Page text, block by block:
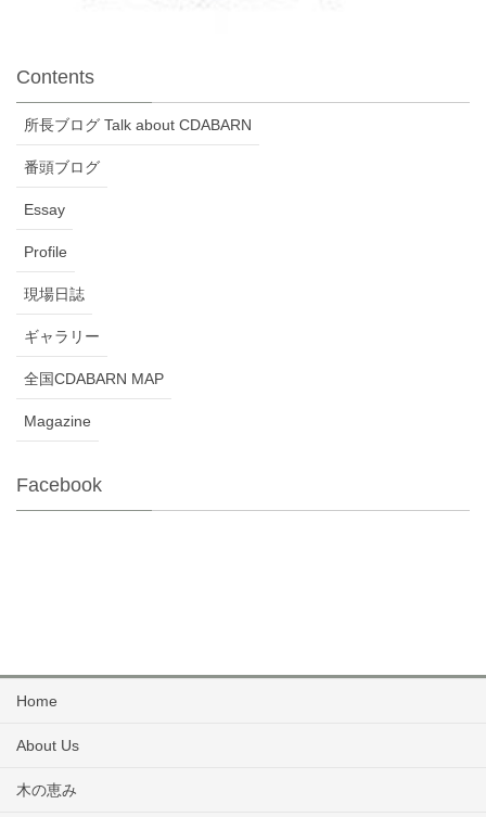
Contents
所長ブログ Talk about CDABARN
番頭ブログ
Essay
Profile
現場日誌
ギャラリー
全国CDABARN MAP
Magazine
Facebook
Home
About Us
木の恵み